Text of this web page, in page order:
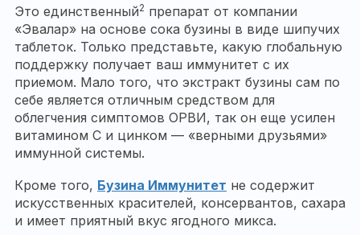
Это единственный2 препарат от компании
«Эвалар» на основе сока бузины в виде шипучих
таблеток. Только представьте, какую глобальную
поддержку получает ваш иммунитет с их
приемом. Мало того, что экстракт бузины сам по
себе является отличным средством для
облегчения симптомов ОРВИ, так он еще усилен
витамином С и цинком — «верными друзьями»
иммунной системы.
Кроме того, Бузина Иммунитет не содержит
искусственных красителей, консервантов, сахара
и имеет приятный вкус ягодного микса.